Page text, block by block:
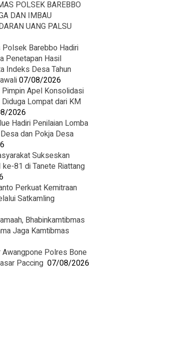
POLSEK BAREBBO
DAN IMBAU
UANG PALSU
Polsek Barebbo Hadiri
Penetapan Hasil
Indeks Desa Tahun
07/08/2026
Apel Konsolidasi
Lompat dari KM
2026
Hadiri Penilaian Lomba
dan Pokja Desa
Sukseskan
ke-81 di Tanete Riattang
Perkuat Kemitraan
Satkamling
Bhabinkamtibmas
Jaga Kamtibmas
Polres Bone
Paccing 07/08/2026